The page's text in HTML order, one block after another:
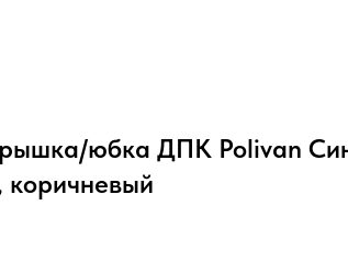
юбка ДПК Polivan
коричневый